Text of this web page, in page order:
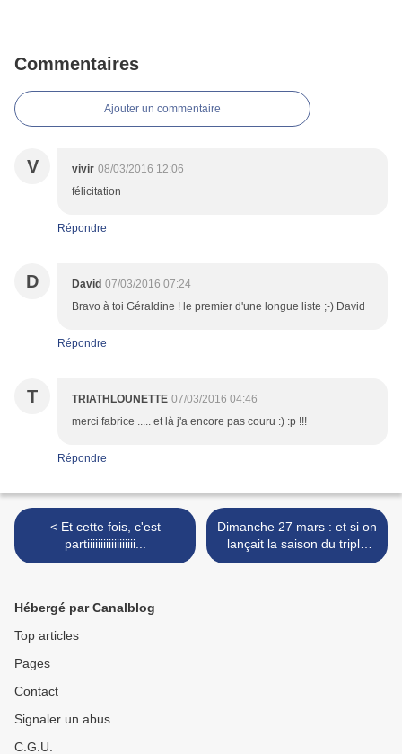
Commentaires
Ajouter un commentaire
V vivir 08/03/2016 12:06
félicitation
Répondre
D David 07/03/2016 07:24
Bravo à toi Géraldine ! le premier d'une longue liste ;-) David
Répondre
T TRIATHLOUNETTE 07/03/2016 04:46
merci fabrice ..... et là j'a encore pas couru :) :p !!!
Répondre
< Et cette fois, c'est
partiiiiiiiiiiiiiiiiii...
Dimanche 27 mars : et si on
lançait la saison du triple
effort ?... >
Hébergé par Canalblog
Top articles
Pages
Contact
Signaler un abus
C.G.U.